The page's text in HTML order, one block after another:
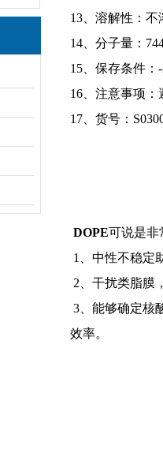
13、溶解性：
14、分子量：
15、保存条件
16、注意事项
17、货号：
DOPE可说是非
1、中性不稳定
2、干扰类脂膜
3、能够确定核
效率。